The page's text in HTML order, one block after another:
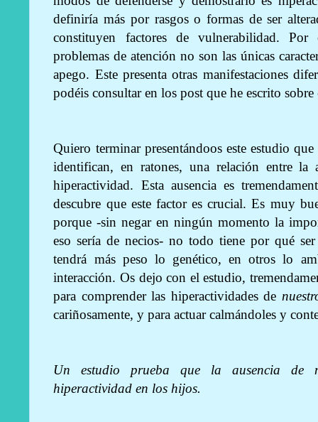
definiría más por rasgos o formas de ser
constituyen factores de vulnerabilidad.
problemas de atención no son las únicas
apego. Este presenta otras manifestaciones
podéis consultar en los post que he escrito sobre
Quiero terminar presentándoos este estudio
identifican, en ratones, una relación entre la
hiperactividad. Esta ausencia es
descubre que este factor es crucial. Es muy
porque -sin negar en ningún momento la
eso sería de necios- no todo tiene por qué
tendrá más peso lo genético, en otros lo
interacción. Os dejo con el estudio,
para comprender las hiperactividades de
cariñosamente, y para actuar calmándoles y
Un estudio prueba que la ausencia de
hiperactividad en los hijos.